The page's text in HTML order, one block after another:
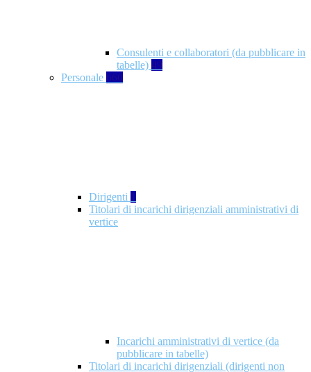
Consulenti e collaboratori (da pubblicare in
tabelle) 49
Personale 660
Dirigenti 1
Titolari di incarichi dirigenziali amministrativi di
vertice
Incarichi amministrativi di vertice (da
pubblicare in tabelle)
Titolari di incarichi dirigenziali (dirigenti non